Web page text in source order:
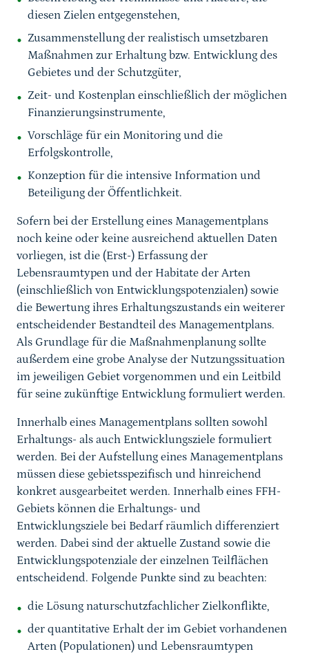
diesen Zielen entgegenstehen,
Zusammenstellung der realistisch umsetzbaren
Maßnahmen zur Erhaltung bzw. Entwicklung des
Gebietes und der Schutzgüter,
Zeit- und Kostenplan einschließlich der möglichen
Finanzierungsinstrumente,
Vorschläge für ein Monitoring und die
Erfolgskontrolle,
Konzeption für die intensive Information und
Beteiligung der Öffentlichkeit.
Sofern bei der Erstellung eines Managementplans
noch keine oder keine ausreichend aktuellen Daten
vorliegen, ist die (Erst-) Erfassung der
Lebensraumtypen und der Habitate der Arten
(einschließlich von Entwicklungspotenzialen) sowie
die Bewertung ihres Erhaltungszustands ein weiterer
entscheidender Bestandteil des Managementplans.
Als Grundlage für die Maßnahmenplanung sollte
außerdem eine grobe Analyse der Nutzungssituation
im jeweiligen Gebiet vorgenommen und ein Leitbild
für seine zukünftige Entwicklung formuliert werden.
Innerhalb eines Managementplans sollten sowohl
Erhaltungs- als auch Entwicklungsziele formuliert
werden. Bei der Aufstellung eines Managementplans
müssen diese gebietsspezifisch und hinreichend
konkret ausgearbeitet werden. Innerhalb eines FFH-
Gebiets können die Erhaltungs- und
Entwicklungsziele bei Bedarf räumlich differenziert
werden. Dabei sind der aktuelle Zustand sowie die
Entwicklungspotenziale der einzelnen Teilflächen
entscheidend. Folgende Punkte sind zu beachten:
die Lösung naturschutzfachlicher Zielkonflikte,
der quantitative Erhalt der im Gebiet vorhandenen
Arten (Populationen) und Lebensraumtypen